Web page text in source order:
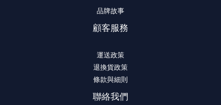
品牌故事
顧客服務
運送政策
退換貨政策
條款與細則
聯絡我們